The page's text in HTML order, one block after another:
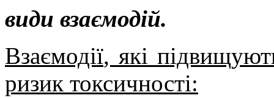
види взаємодій.
Взаємодії, які
ризик токсичності: